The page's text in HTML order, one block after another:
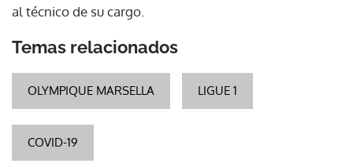
al técnico de su cargo.
Temas relacionados
OLYMPIQUE MARSELLA LIGUE 1
COVID-19